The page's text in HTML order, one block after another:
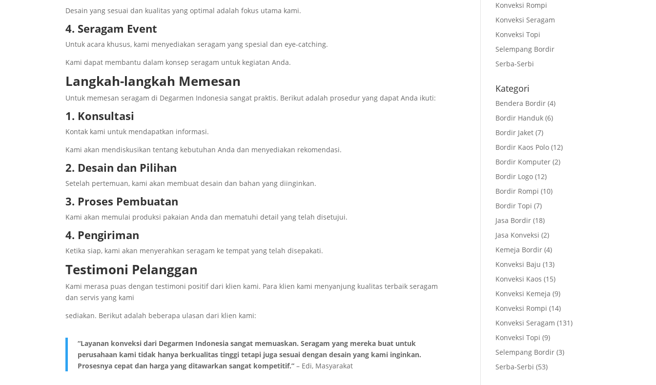
Desain yang sesuai dan kualitas yang optimal adalah fokus utama kami.
4. Seragam Event
Untuk acara khusus, kami menyediakan seragam yang spesial dan eye-catching.
Kami dapat membantu dalam konsep seragam untuk kegiatan Anda.
Langkah-langkah Memesan
Untuk memesan seragam di Degarmen Indonesia sangat praktis. Berikut adalah prosedur yang dapat Anda ikuti:
1. Konsultasi
Kontak kami untuk mendapatkan informasi.
Kami akan mendiskusikan tentang kebutuhan Anda dan menyediakan rekomendasi.
2. Desain dan Pilihan
Setelah pertemuan, kami akan membuat desain dan bahan yang diinginkan.
3. Proses Pembuatan
Kami akan memulai produksi pakaian Anda dan mematuhi detail yang telah disetujui.
4. Pengiriman
Ketika siap, kami akan menyerahkan seragam ke tempat yang telah disepakati.
Testimoni Pelanggan
Kami merasa puas dengan testimoni positif dari klien kami. Para klien kami menyanjung kualitas terbaik seragam
dan servis yang kami
sediakan. Berikut adalah beberapa ulasan dari klien kami:
“Layanan konveksi dari Degarmen Indonesia sangat memuaskan. Seragam yang mereka buat untuk
perusahaan kami tidak hanya berkualitas tinggi tetapi juga sesuai dengan desain yang kami inginkan.
Prosesnya cepat dan harga yang ditawarkan sangat kompetitif.” – Edi, Masyarakat
Konveksi Rompi
Konveksi Seragam
Konveksi Topi
Selempang Bordir
Serba-Serbi
Kategori
Bendera Bordir (4)
Bordir Handuk (6)
Bordir Jaket (7)
Bordir Kaos Polo (12)
Bordir Komputer (2)
Bordir Logo (12)
Bordir Rompi (10)
Bordir Topi (7)
Jasa Bordir (18)
Jasa Konveksi (2)
Kemeja Bordir (4)
Konveksi Baju (13)
Konveksi Kaos (15)
Konveksi Kemeja (9)
Konveksi Rompi (14)
Konveksi Seragam (131)
Konveksi Topi (9)
Selempang Bordir (3)
Serba-Serbi (53)